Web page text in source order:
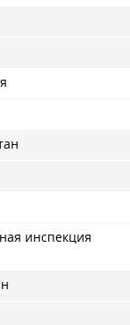
инспекция